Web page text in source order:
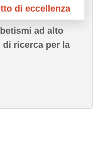
di eccellenza
ad alto
ricerca per la